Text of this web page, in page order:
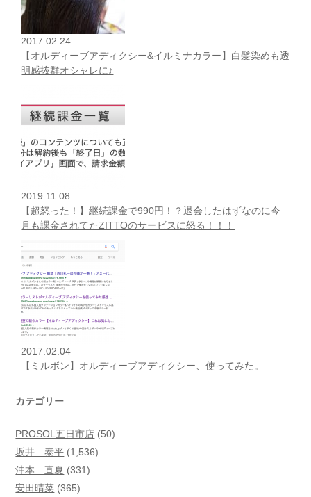
2017.02.24
【オルディーブアディクシー&イルミナカラー】白髪染めも透
明感抜群オシャレに♪
2019.11.08
【超怒った！】継続課金で990円！？退会したはずなのに今
月も課金されてたZITTOのサービスに怒る！！！
2017.02.04
【ミルボン】オルディーブアディクシー、使ってみた。
カテゴリー
PROSOL五日市店 (50)
坂井 泰平 (1,536)
沖本 直夏 (331)
安田晴菜 (365)